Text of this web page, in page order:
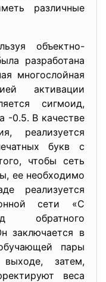
различные
объектно-
разработана
многослойная
активации
сигмоид,
-0.5. В качестве
реализуется
букв с
чтобы сеть
ее необходимо
реализуется
сети «С
обратного
заключается в
пары
затем,
веса